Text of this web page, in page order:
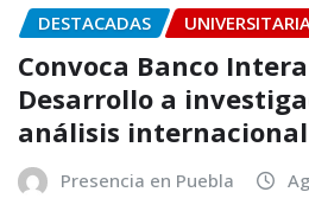
DESTACADAS
Convoca Banco
Desarrollo a
análisis internacional
Presencia en Puebla